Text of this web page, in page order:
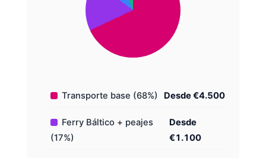
Transporte base (68%) Desde €4.500
Ferry Báltico + peajes
(17%)
Desde
€1.100